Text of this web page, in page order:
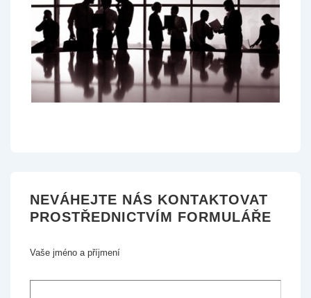
NEVÁHEJTE NÁS KONTAKTOVAT
PROSTŘEDNICTVÍM FORMULÁŘE
Vaše jméno a příjmení